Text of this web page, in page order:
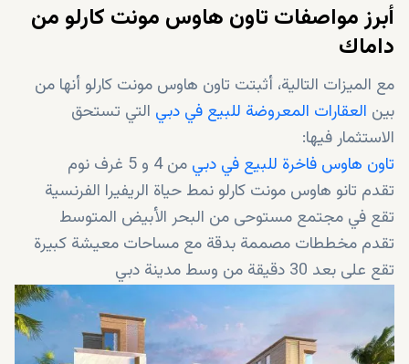
أبرز مواصفات تاون هاوس مونت كارلو من
داماك
مع الميزات التالية، أثبتت تاون هاوس مونت كارلو أنها من
بين العقارات المعروضة للبيع في دبي التي تستحق
الاستثمار فيها:
تاون هاوس فاخرة للبيع في دبي من 4 و 5 غرف نوم
تقدم تانو هاوس مونت كارلو نمط حياة الريفيرا الفرنسية
تقع في مجتمع مستوحى من البحر الأبيض المتوسط
تقدم مخططات مصممة بدقة مع مساحات معيشة كبيرة
تقع على بعد 30 دقيقة من وسط مدينة دبي
مجهزة بعدد كبير من وسائل الراحة
بأقساط مرنة
بسعر مبدئي 1.9 مليون درهم إماراتي